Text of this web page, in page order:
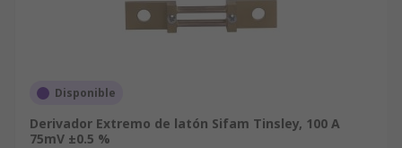
Disponible
Derivador Extremo de latón Sifam Tinsley, 100 A
75mV ±0.5 %